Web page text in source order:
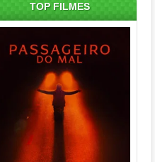
TOP FILMES
Passageiro do Mal Torrent
(2026) WEB-DL 1080p Dual
Áudio